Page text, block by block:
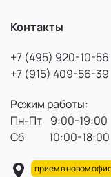
Контакты
+7 (495) 920-10-56
+7 (915) 409-56-39
Режим работы:
Пн-Пт 9:00-19:00
Сб 10:00-18:00
прием в новом